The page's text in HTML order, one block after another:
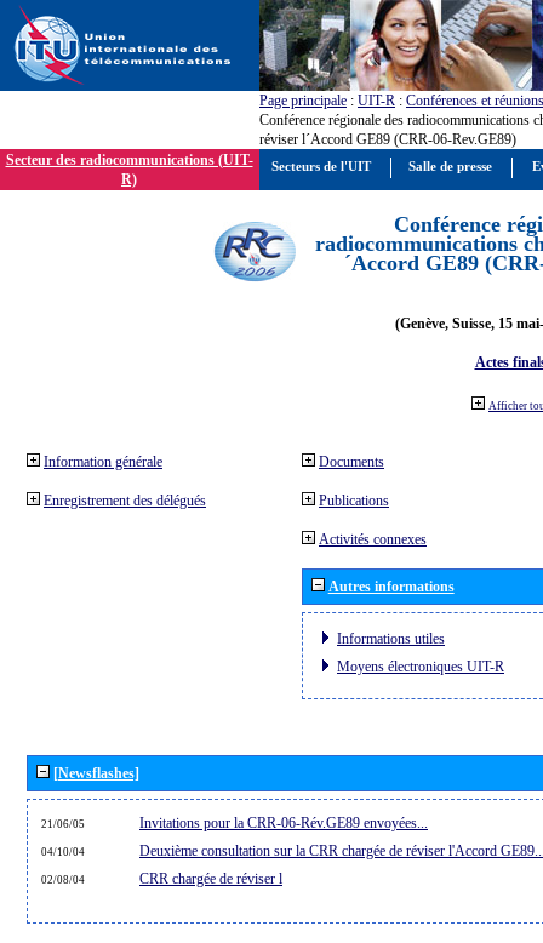
Page principale : UIT-R : Conférences et réunions
Conférence régionale des radiocommunications
réviser l´Accord GE89 (CRR-06-Rev.GE89)
Secteur des radiocommunications (UIT-
R)
Conférence
radiocommunications
´Accord GE89
(Genève, Suisse, 15
Actes
Afficher
Information générale
Enregistrement des délégués
Documents
Publications
Activités connexes
Autres informations
Informations utiles
Moyens électroniques UIT-R
[Newsflashes]
21/06/05 Invitations pour la CRR-06-Rév.GE89 envoyées...
04/10/04 Deuxième consultation sur la CRR chargée de réviser l'Accord
02/08/04 CRR chargée de réviser l
Secteurs de l'UIT Salle de presse